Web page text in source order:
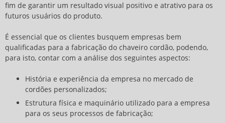
fim de garantir um resultado visual positivo e atrativo para os
futuros usuários do produto.
É essencial que os clientes busquem empresas bem
qualificadas para a fabricação do chaveiro cordão, podendo,
para isto, contar com a análise dos seguintes aspectos:
História e experiência da empresa no mercado de
cordões personalizados;
Estrutura física e maquinário utilizado para a empresa
para os seus processos de fabricação;